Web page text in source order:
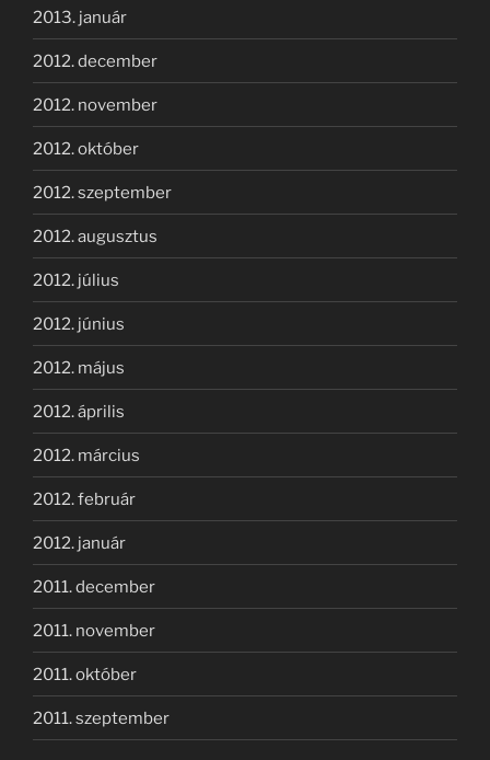
2013. január
2012. december
2012. november
2012. október
2012. szeptember
2012. augusztus
2012. július
2012. június
2012. május
2012. április
2012. március
2012. február
2012. január
2011. december
2011. november
2011. október
2011. szeptember